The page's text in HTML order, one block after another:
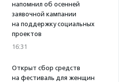
напомнил об осенней
заявочной кампании
на поддержку социальных
проектов
16:31
Открыт сбор средств
на фестиваль для женщин